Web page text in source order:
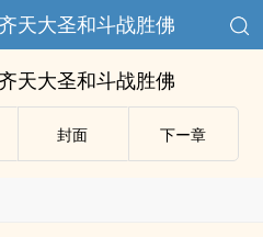
天大圣和斗战胜佛
天大圣和斗战胜佛
封面 下ー章